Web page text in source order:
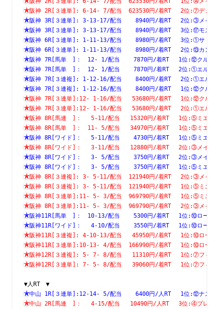
阪神 2R[３連単]: 6-14- 7/配当  623530円/着RT
阪神 3R[３連単]: 3-13-17/配当    8940円/着RT　 2位
阪神 3R[３連単]: 3-13-17/配当    8940円/着RT
阪神 6R[３連単]: 1-11-13/配当    8980円/着RT　
阪神 6R[３連単]: 1-11-13/配当    8980円/着
阪神 7R[馬単　]：　12- 1/配当    7870円/着RT　 1
阪神 7R[馬単　]：　12- 1/配当    7870円/着RT　
阪神 7R[３連複]: 1-12-16/配当    8400円/着RT
阪神 7R[３連複]: 1-12-16/配当    8400円/着RT　 1
阪神 7R[３連単]:12- 1-16/配当   53680円/着RT　 1
阪神 7R[３連単]:12- 1-16/配当   53680円/着RT
阪神 8R[馬連　]：　 5-11/配当   15320円/着RT　 1位
阪神 8R[馬単　]：　11- 5/配当   34970円/着RT　 1位
阪神 8R[ワイド]：　 5-11/配当    4730円/着RT　 1位
阪神 8R[ワイド]：　 3-11/配当   12880円/着RT　 2位
阪神 8R[ワイド]：　 3- 5/配当    3750円/着RT　 2位
阪神 8R[ワイド]：　 3- 5/配当    3750円/着RT　 1位
阪神 8R[３連複]: 3- 5-11/配当  121940円/着RT　 2位
阪神 8R[３連複]: 3- 5-11/配当  121940円/着RT　 1位
阪神 8R[３連単]:11- 5- 3/配当  969790円/着RT　 1位
阪神 8R[３連単]:11- 5- 3/配当  969790円/着RT　 2位
阪神11R[馬単　]：　10-13/配当    5300円/着RT　 1位:⑩ロードア
阪神11R[ワイド]：　 4-10/配当    3550円/着RT　 1位:⑩ロードア
阪神11R[３連複]: 4-10-13/配当   45950円/着RT　 1位:⑩ロードア
阪神11R[３連単]:10-13- 4/配当  166990円/着RT　 1位:⑩ロードア
阪神12R[３連複]: 5- 7- 8/配当   11310円/着RT　 1位:⑦フィアー
阪神12R[３連単]: 7- 5- 8/配当   39060円/着RT　 1位:⑦フィアー
▼人RT　▼
中山 1R[３連単]:12-14- 5/配当    6400円/人RT
中山 2R[馬連　]：　 4-15/配当   10490円/人RT　